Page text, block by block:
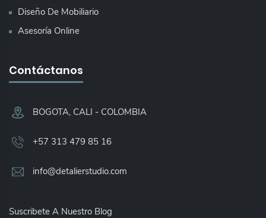
Diseño De Mobiliario
Asesoría Online
Contáctanos
BOGOTA, CALI - COLOMBIA​
+57 313 479 85 16
info@detalierstudio.com
Suscribete A Nuestro Blog